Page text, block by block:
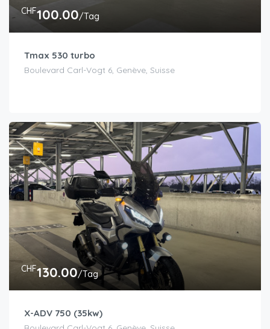
CHF100.00/Tag
Tmax 530 turbo
Boulevard Carl-Vogt 6, Genève, Suisse
CHF130.00/Tag
X-ADV 750 (35kw)